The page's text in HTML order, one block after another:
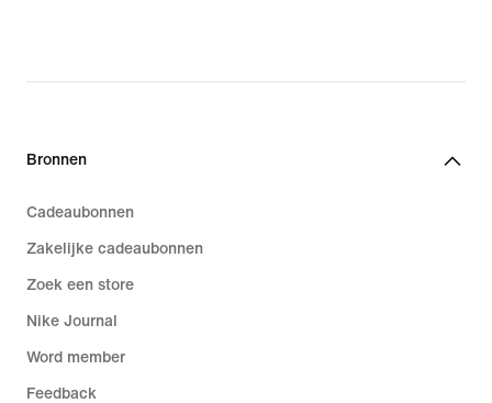
Bronnen
Cadeaubonnen
Zakelijke cadeaubonnen
Zoek een store
Nike Journal
Word member
Feedback